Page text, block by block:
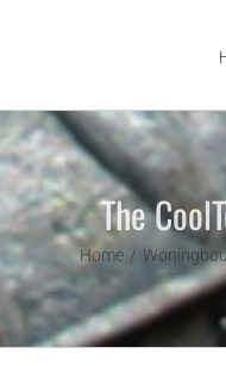
The
Home